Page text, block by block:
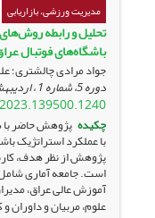
مدیریت ورزشی، بازاریابی
تحلیل و رابطه
باشگاه‌های فوتبال
جواد مرادی
دوره 5، شماره 1 ، اردیبهشت 1403، ، صفحه
چکیده پژوهش حاضر با
با عملکرد استراتژیک
پژوهش از نظر هدف،
است. جامعه آماری
آموزش عالی عراق،
علوم، مربیان و داوران